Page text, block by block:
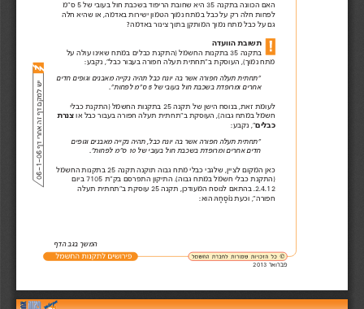
פברואר  2013
5 ס"מ 35 היא שחובת הריפוד בשכבת חול בעובי של
האם הכוונה בתקנה
לפחות חלה רק על כבל במתח נמוך הטמון ישירות באדמה, או שהיא חלה
גם על כבל מתח נמוך המותקן בתוך צינור באדמה?
תשובת הוועדה
35 בתקנות החשמל )התקנת כבלים במתח שאינו עולה על
בתקנה
מתח נמוך(, העוסקת ב"תחתית תעלה חפורה בעבור כבל", נקבע:
"תחתית תעלה חפורה אשר בה יונח כבל תהיה נקייה מאבנים וגופים חדים
5 ס"מ לפחות".
אחרים ומרופדת בשכבת חול בעובי של
לעומת זאת, בנוסח הישן של תקנה 25 בתקנות החשמל )התקנת כבלי
צנרת
חשמל במתח גבוה(, העוסקת ב"תחתית תעלה חפורה בעבור כבל או
", נקבע: כבלים
"תחתית תעלה חפורה אשר בה יונח כבל, תהיה נקייה מאבנים וגופים
10 ס"מ לפחות".
חדים אחרים ומרופדת בשכבת חול בעובי של
25 בתקנות החשמל
כאן המקום לציין, שלגבי כבלי מתח גבוה תוקנה תקנה
7105 ביום
)התקנת כבלי חשמל במתח גבוה(. התיקון התפרסם בק"ת
25 עוסקת ב"תחתית תעלה
2.4.12. בהתאם לנוסח המעודכן, תקנה
הּ הוא: ָ חחפורה", וכעת נוֹס
06-1-06
יש
ל
מ
ק
ם
ד
ף
ז
ה
א
ח
ר
י
ד
ף
המשך בגב הדף